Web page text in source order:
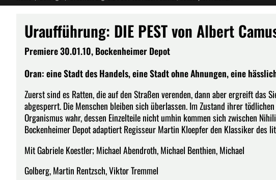
Uraufführung: DIE PEST von Albert
Premiere 30.01.10, Bockenheimer Depot
Oran: eine Stadt des Handels, eine Stadt ohne Ahnungen, eine
Zuerst sind es Ratten, die auf den Straßen verenden, dann aber ergreift das
abgesperrt. Die Menschen bleiben sich überlassen. Im Zustand ihrer
Organismus wahr, dessen Einzelteile nicht umhin kommen sich zwischen
Bockenheimer Depot adaptiert Regisseur Martin Kloepfer den Klassiker des
Mit Gabriele Koestler; Michael Abendroth, Michael Benthien, Michael
Golberg, Martin Rentzsch, Viktor Tremmel